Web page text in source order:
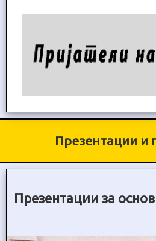
Презентации и
Презентации за